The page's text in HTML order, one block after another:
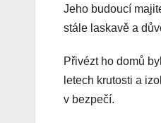
Jeho budoucí
stále laskavě a
Přivézt ho domů
letech krutosti a
v bezpečí.